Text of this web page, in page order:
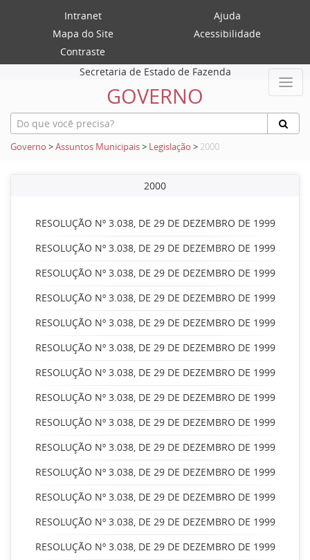
Intranet
Ajuda
Mapa do Site
Acessibilidade
Contraste
Secretaria de Estado de Fazenda
GOVERNO
Governo >Assuntos Municipais> Legislação > 2000
2000
RESOLUÇÃO Nº 3.038, DE 29 DE DEZEMBRO DE 1999
RESOLUÇÃO Nº 3.038, DE 29 DE DEZEMBRO DE 1999
RESOLUÇÃO Nº 3.038, DE 29 DE DEZEMBRO DE 1999
RESOLUÇÃO Nº 3.038, DE 29 DE DEZEMBRO DE 1999
RESOLUÇÃO Nº 3.038, DE 29 DE DEZEMBRO DE 1999
RESOLUÇÃO Nº 3.038, DE 29 DE DEZEMBRO DE 1999
RESOLUÇÃO Nº 3.038, DE 29 DE DEZEMBRO DE 1999
RESOLUÇÃO Nº 3.038, DE 29 DE DEZEMBRO DE 1999
RESOLUÇÃO Nº 3.038, DE 29 DE DEZEMBRO DE 1999
RESOLUÇÃO Nº 3.038, DE 29 DE DEZEMBRO DE 1999
RESOLUÇÃO Nº 3.038, DE 29 DE DEZEMBRO DE 1999
RESOLUÇÃO Nº 3.038, DE 29 DE DEZEMBRO DE 1999
RESOLUÇÃO Nº 3.038, DE 29 DE DEZEMBRO DE 1999
RESOLUÇÃO Nº 3.038, DE 29 DE DEZEMBRO DE 1999